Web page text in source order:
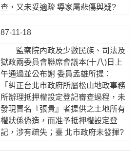
查，又未妥適疏 導家屬悲傷與疑?
87-11-18
監察院內政及少數民族、司法及
獄政兩委員會聯席會議本(十八)日上
午通過並公布謝 委員孟雄所提：
「糾正台北市政府所屬松山地政事務
所辦理抵押權設定登記審查過程，未
發現冒名『張貴』者提供之土地所有
權狀係偽造，而准予抵押權設定登
記，涉有疏失；臺 北市政府未發揮?